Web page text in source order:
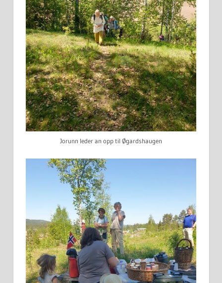
Jorunn leder an opp til Øgardshaugen